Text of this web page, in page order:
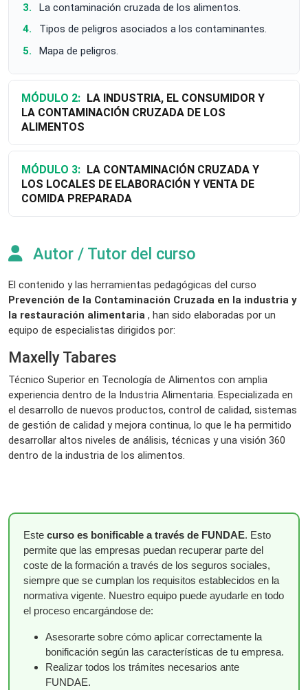
La contaminación cruzada de los alimentos.
Tipos de peligros asociados a los contaminantes.
Mapa de peligros.
MÓDULO 2:
LA CONTAMINACIÓN CRUZADA DE LOS
ALIMENTOS
MÓDULO 3:
LOS LOCALES DE ELABORACIÓN Y VENTA DE
COMIDA PREPARADA
Autor / Tutor del curso
El contenido y las herramientas pedagógicas del curso
Prevención de la Contaminación Cruzada en la industria y
la restauración alimentaria , han sido elaboradas por un
equipo de especialistas dirigidos por:
Maxelly Tabares
Técnico Superior en Tecnología de Alimentos con amplia
experiencia dentro de la Industria Alimentaria. Especializada en
el desarrollo de nuevos productos, control de calidad, sistemas
de gestión de calidad y mejora continua, lo que le ha permitido
desarrollar altos niveles de análisis, técnicas y una visión 360
dentro de la industria de los alimentos.
Este curso es bonificable a través de FUNDAE. Esto
permite que las empresas puedan recuperar parte del
coste de la formación a través de los seguros sociales,
siempre que se cumplan los requisitos establecidos en la
normativa vigente. Nuestro equipo puede ayudarle en todo
el proceso encargándose de:
Asesorarte sobre cómo aplicar correctamente la
bonificación según las características de tu empresa.
Realizar todos los trámites necesarios ante
FUNDAE.